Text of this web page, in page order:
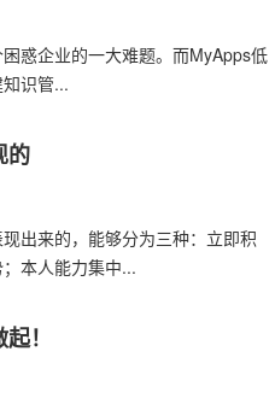
惑企业的一大难题。而MyApps低
识管...
的
出来的，能够分为三种：立即积
本人能力集中...
！